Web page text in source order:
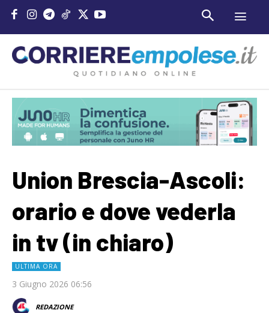
Union Brescia-Ascoli:
orario e dove vederla
in tv (in chiaro)
ULTIMA ORA
3 Giugno 2026 06:56
REDAZIONE